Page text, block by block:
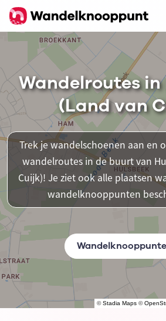
©Stadia Maps ©
Wandelroutes in
(Land van
Trek je wandelschoenen aan en
wandelroutes in de buurt van
Cuijk)! Je ziet ook alle plaatsen
wandelknooppunten